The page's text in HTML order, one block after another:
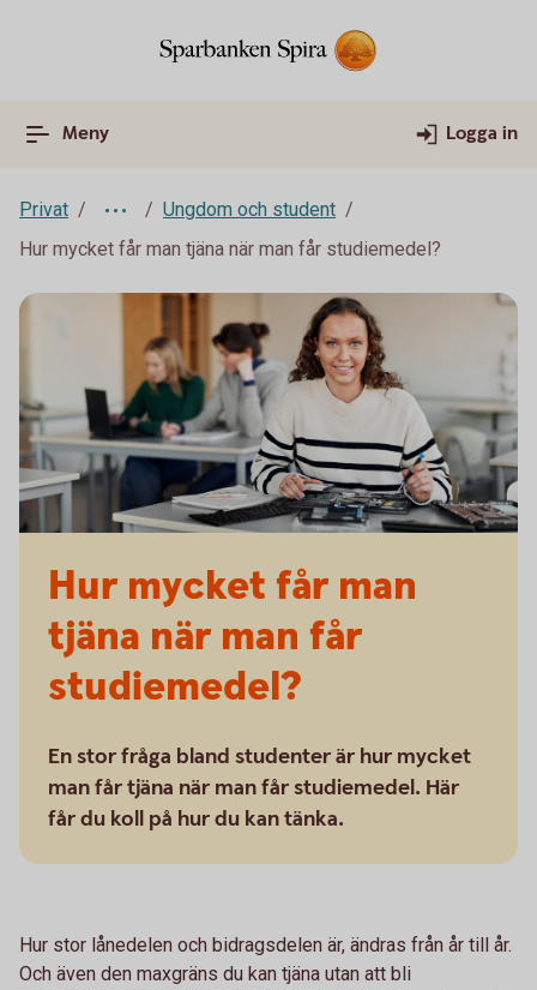
Meny Logga in
Privat
Ungdom och student
Hur mycket får man tjäna när man får studiemedel?
Hur mycket får man
tjäna när man får
studiemedel?
En stor fråga bland studenter är hur mycket
man får tjäna när man får studiemedel. Här
får du koll på hur du kan tänka.
Hur stor lånedelen och bidragsdelen är, ändras från år till år.
Och även den maxgräns du kan tjäna utan att bli